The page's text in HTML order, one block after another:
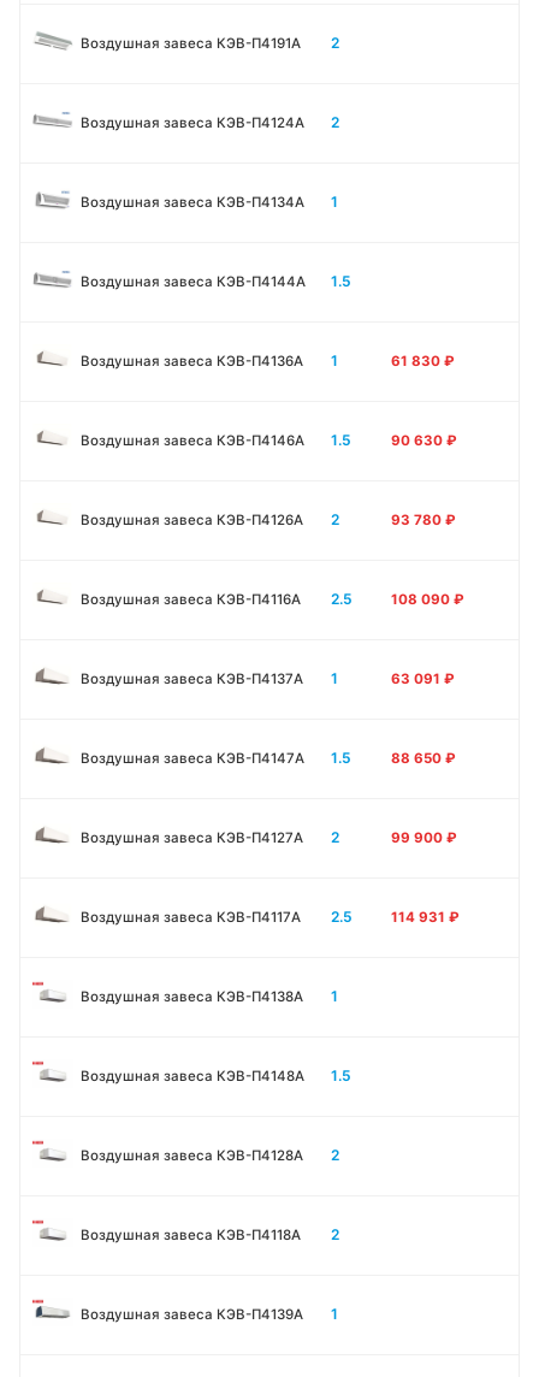
Воздушная завеса КЭВ-П4191A 2
Воздушная завеса КЭВ-П4124A 2
Воздушная завеса КЭВ-П4134A 1
Воздушная завеса КЭВ-П4144A 1.5
Воздушная завеса КЭВ-П4136A 1 61 830 ₽
Воздушная завеса КЭВ-П4146A 1.5 90 630 ₽
Воздушная завеса КЭВ-П4126A 2 93 780 ₽
Воздушная завеса КЭВ-П4116A 2.5 108 090 ₽
Воздушная завеса КЭВ-П4137A 1 63 091 ₽
Воздушная завеса КЭВ-П4147A 1.5 88 650 ₽
Воздушная завеса КЭВ-П4127A 2 99 900 ₽
Воздушная завеса КЭВ-П4117A 2.5 114 931 ₽
Воздушная завеса КЭВ-П4138А 1
Воздушная завеса КЭВ-П4148А 1.5
Воздушная завеса КЭВ-П4128А 2
Воздушная завеса КЭВ-П4118А 2
Воздушная завеса КЭВ-П4139А 1